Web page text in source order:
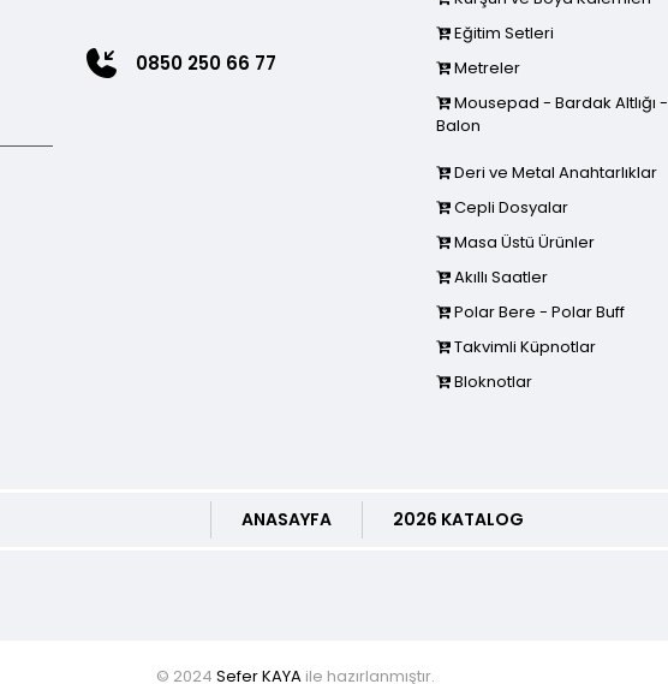
0850 250 66 77
Eğitim Setleri
Metreler
Mousepad - Bardak Altlığı -
Balon
Deri ve Metal Anahtarlıklar
Cepli Dosyalar
Masa Üstü Ürünler
Akıllı Saatler
Polar Bere - Polar Buff
Takvimli Küpnotlar
Bloknotlar
ANASAYFA 2026 KATALOG
© 2024 Sefer KAYA ile hazırlanmıştır.